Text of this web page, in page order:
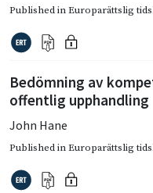
Published inEuroparättslig
Bedömning av
offentlig upphandling
John Hane
Published inEuroparättslig